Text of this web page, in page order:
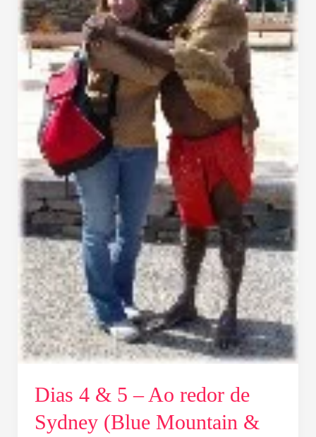
Dias 4 & 5 – Ao redor de
Sydney (Blue Mountain &
redor
de
Sydney
(Blue
Mountain
Jervis
Bay)